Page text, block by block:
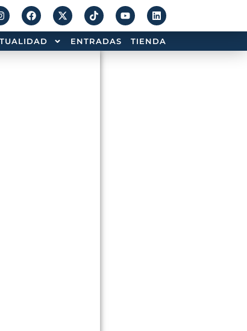
ENTRADAS TIENDA